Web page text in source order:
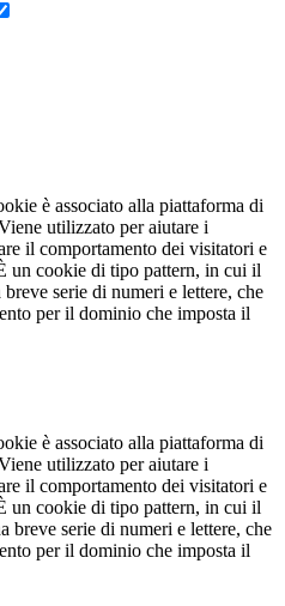
è associato alla piattaforma di
utilizzato per aiutare i
il comportamento dei visitatori e
un cookie di tipo pattern, in cui il
serie di numeri e lettere, che
per il dominio che imposta il
è associato alla piattaforma di
utilizzato per aiutare i
il comportamento dei visitatori e
un cookie di tipo pattern, in cui il
breve serie di numeri e lettere, che
per il dominio che imposta il